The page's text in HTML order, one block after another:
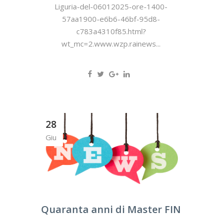
Liguria-del-06012025-ore-1400-
57aa1900-e6b6-46bf-95d8-
c783a4310f85.html?
wt_mc=2.www.wzp.rainews...
28
Giu
Quaranta anni di Master FIN